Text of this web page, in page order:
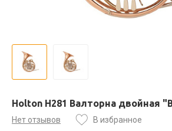
Holton H281 Валторна двойная
Нет отзывов В избранное